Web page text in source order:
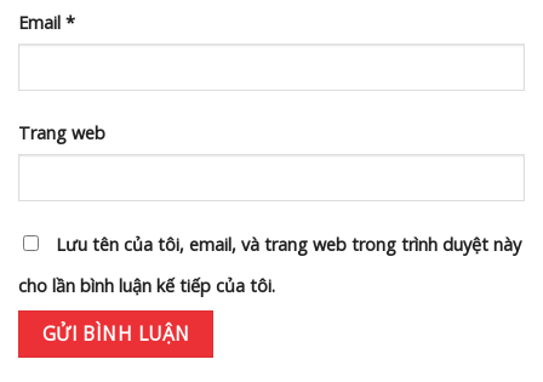
Email *
Trang web
Lưu tên của tôi, email, và trang web trong trình duyệt này
cho lần bình luận kế tiếp của tôi.